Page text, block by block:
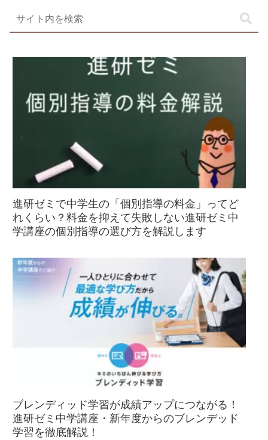
進研ゼミで中学生の「個別指導の料金」ってど
れくらい？料金を抑えて失敗しない進研ゼミ中
学講座の個別指導の選び方を解説します
ブレンディッド学習が成績アップにつながる！
進研ゼミ中学講座・新年度からのブレンデッド
学習を徹底解説！